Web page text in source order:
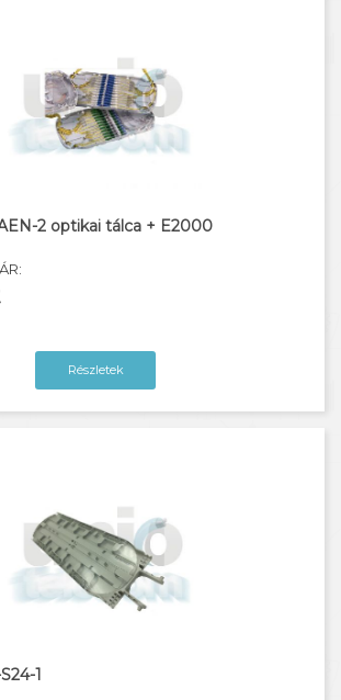
AEN-2 optikai tálca + E2000
Részletek
1